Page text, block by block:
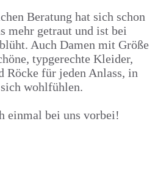
Beratung hat sich schon
mehr getraut und ist bei
Auch Damen mit Größe
typgerechte Kleider,
Röcke für jeden Anlass, in
wohlfühlen.
einmal bei uns vorbei!